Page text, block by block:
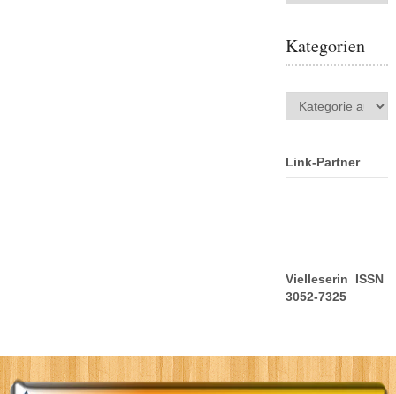
Kategorien
Kategorien
Link-Partner
Vielleserin ISSN
3052-7325